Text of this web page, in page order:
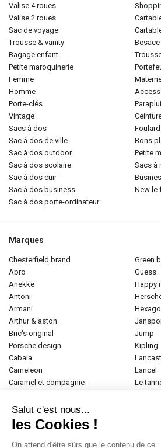
valise 4 roues
valise 2 roues
sac de voyage
trousse & vanity
bagage enfant
petite maroquinerie
femme
homme
porte-clés
vintage
sacs à dos
sac à dos de ville
sac à dos outdoor
sac à dos scolaire
sac à dos cuir
sac à dos business
sac à dos porte-ordinateur
besace
foulard
bons
petite
sacs à
new
Marques
chesterfield brand
abro
anekke
antoni
armani
arthur & aston
bric's original
porsche design
cabaia
cameleon
caramel et compagnie
donna celi
eastpak
elite
emily & noah
green
guess
happy
jump
kipling
lancel
le
paul
Salut c'est nous...
les Cookies !
On attend d'être sûrs que le contenu de ce